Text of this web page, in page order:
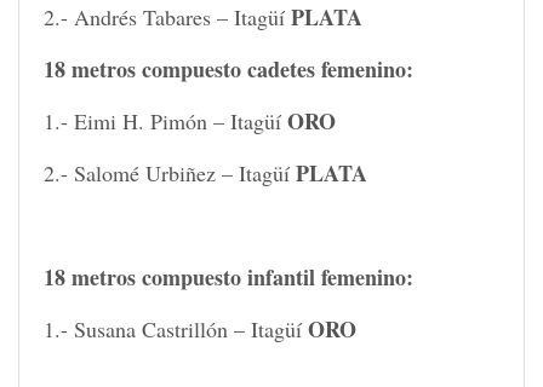
2.- Andrés Tabares – Itagüí PLATA
18 metros compuesto cadetes femenino:
1.- Eimi H. Pimón – Itagüí ORO
2.- Salomé Urbiñez – Itagüí PLATA
18 metros compuesto infantil femenino:
1.- Susana Castrillón – Itagüí ORO